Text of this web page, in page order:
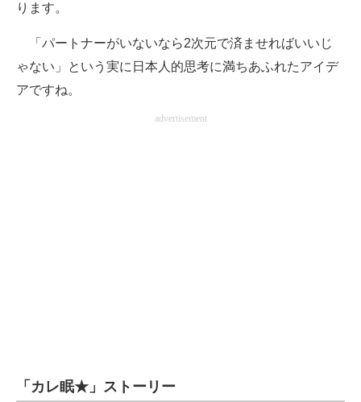
ります。
「パートナーがいないなら2次元で済ませればいいじ
ゃない」という実に日本人的思考に満ちあふれたアイデ
アですね。
advertisement
「カレ眠★」ストーリー